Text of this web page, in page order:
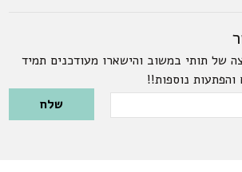
של תותי במשוב והישארו מעודכנים תמיד
נוספות!!
Please